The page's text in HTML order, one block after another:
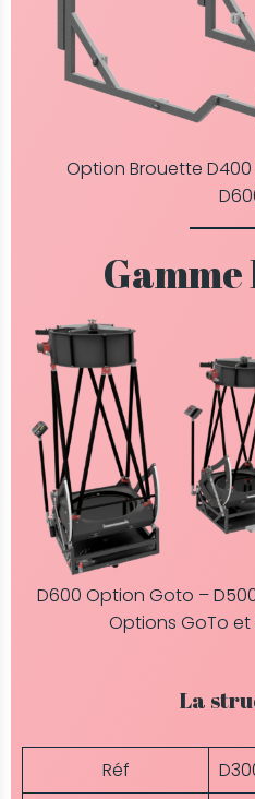
Option Brouette
Gamme
D600 Option Goto –
Options GoTo et
La
Réf